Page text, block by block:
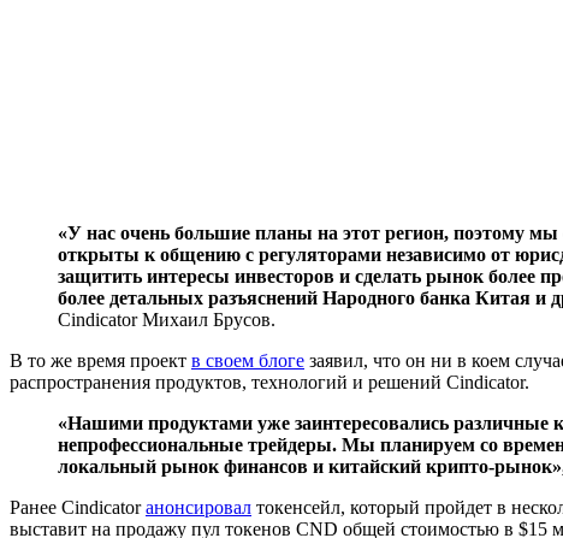
«У нас очень большие планы на этот регион, поэтому
открыты к общению с регуляторами независимо от
защитить интересы инвесторов и сделать рынок более
более детальных разъяснений Народного банка Китая и
Cindicator Михаил Брусов.
В то же время проект в своем блоге заявил, что он ни в коем
распространения продуктов, технологий и решений Cindicator.
«Нашими продуктами уже заинтересовались
непрофессиональные трейдеры. Мы планируем со
локальный рынок финансов и китайский крипто-
Ранее Cindicatorанонсировал токенсейл, который пройдет в
выставит на продажу пул токенов CND общей стоимостью в $15